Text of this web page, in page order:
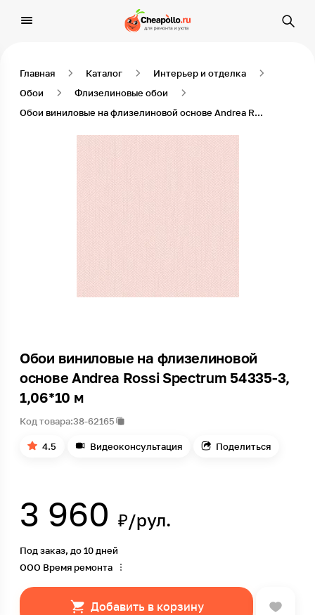
Главная Каталог
Интерьер и отделка
Обои
Флизелиновые обои
Обои виниловые на флизелиновой основе Andrea Rossi Spectrum 54335-3, 1,06*10 м
Обои виниловые на флизелиновой
основе Andrea Rossi Spectrum 54335-3,
1,06*10 м
Код товара:38-62165
4.5 Видеоконсультация Поделиться
3 960 ₽/рул.
Под заказ, до 10 дней
ООО Время ремонта
Добавить в корзину